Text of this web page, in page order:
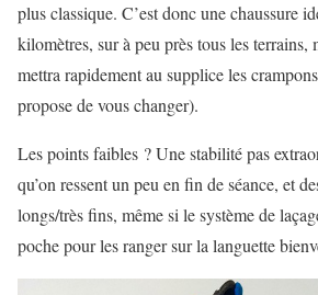
plus classique. C’est donc une chaussure
kilomètres, sur à peu près tous les terrains,
mettra rapidement au supplice les
propose de vous changer).
Les points faibles ? Une stabilité pas
qu’on ressent un peu en fin de séance, et
longs/très fins, même si le système de
poche pour les ranger sur la languette